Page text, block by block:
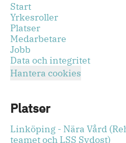
Start
Yrkesroller
Platser
Medarbetare
Jobb
Data och integritet
Hantera cookies
Platser
Linköping - Nära Vård
teamet och LSS Sydost)